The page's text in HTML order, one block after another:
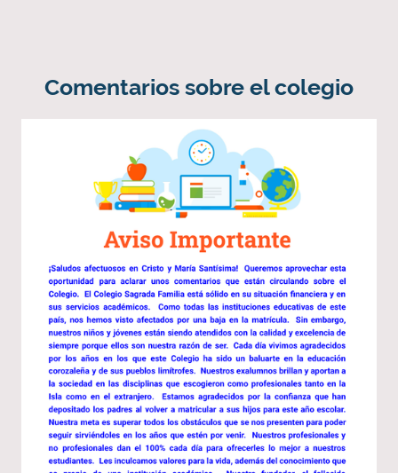
Comentarios sobre el colegio